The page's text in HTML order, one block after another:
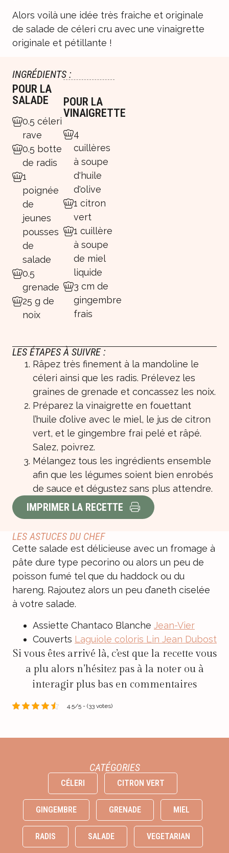
Alors voilà une idée très fraiche et originale
de salade de céleri cru avec une vinaigrette
originale et pétillante !
INGRÉDIENTS :
POUR LA
SALADE
0.5 céleri
rave
0.5 botte
de radis
1
poignée
de
jeunes
pousses
de
salade
0.5
grenade
25 g de
noix
POUR LA
VINAIGRETTE
4
cuillères
à soupe
d'huile
d'olive
1 citron
vert
1 cuillère
à soupe
de miel
liquide
3 cm de
gingembre
frais
LES ÉTAPES À SUIVRE :
Râpez très finement à la mandoline le
céleri ainsi que les radis. Prélevez les
graines de grenade et concassez les noix.
Préparez la vinaigrette en fouettant
l’huile d’olive avec le miel, le jus de citron
vert, et le gingembre frai pelé et râpé.
Salez, poivrez.
Mélangez tous les ingrédients ensemble
afin que les légumes soient bien enrobés
de sauce et dégustez sans plus attendre.
IMPRIMER LA RECETTE
LES ASTUCES DU CHEF
Cette salade est délicieuse avec un fromage à
pâte dure type pecorino ou alors un peu de
poisson fumé tel que du haddock ou du
hareng. Rajoutez alors un peu d’aneth ciselée
à votre salade.
Assiette Chantaco Blanche Jean-Vier
Couverts Laguiole coloris Lin Jean Dubost
Si vous êtes arrivé là, c’est que la recette vous
a plu alors n’hésitez pas à la noter ou à
interagir plus bas en commentaires
4.5/5 - (33 votes)
CATÉGORIES
CÉLERI CITRON VERT
GINGEMBRE GRENADE MIEL
RADIS SALADE VEGETARIAN